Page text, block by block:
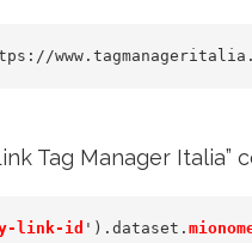
Tag Manager Italia”
link-id ').dataset.